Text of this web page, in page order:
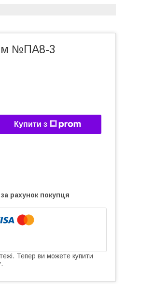
№ПА8-3
Купити з
за рахунок покупця
Тепер ви можете купити